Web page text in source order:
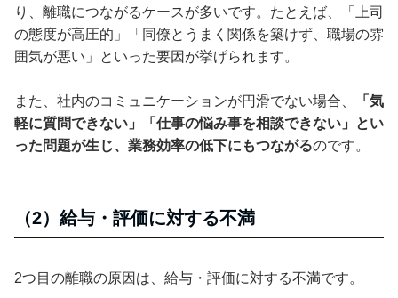
り、離職につながるケースが多いです。たとえば、「上司
の態度が高圧的」「同僚とうまく関係を築けず、職場の雰
囲気が悪い」といった要因が挙げられます。
また、社内のコミュニケーションが円滑でない場合、
「気
軽に質問できない」「仕事の悩み事を相談できない」とい
った問題が生じ、業務効率の低下にもつながるのです。
（2）給与・評価に対する不満
2つ目の離職の原因は、給与・評価に対する不満です。